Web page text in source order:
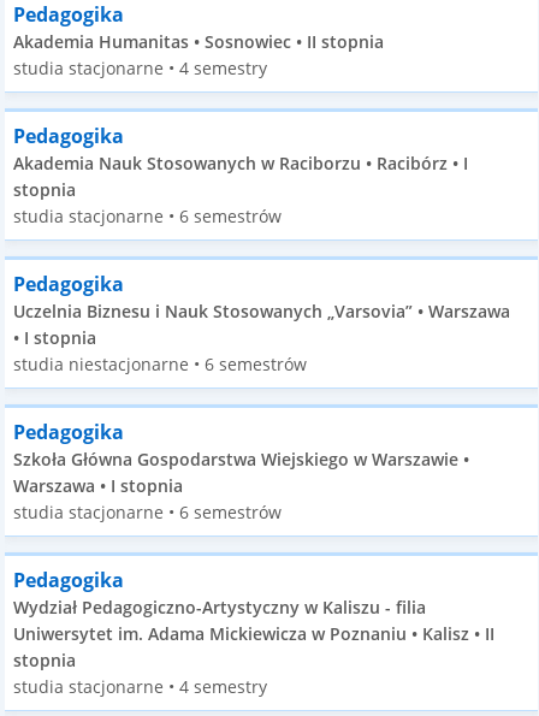
Pedagogika
Akademia Humanitas • Sosnowiec • II stopnia
studia stacjonarne • 4 semestry
Pedagogika
Akademia Nauk Stosowanych w Raciborzu • Racibórz • I
stopnia
studia stacjonarne • 6 semestrów
Pedagogika
Uczelnia Biznesu i Nauk Stosowanych „Varsovia” • Warszawa
• I stopnia
studia niestacjonarne • 6 semestrów
Pedagogika
Szkoła Główna Gospodarstwa Wiejskiego w Warszawie •
Warszawa • I stopnia
studia stacjonarne • 6 semestrów
Pedagogika
Wydział Pedagogiczno-Artystyczny w Kaliszu - filia
Uniwersytet im. Adama Mickiewicza w Poznaniu • Kalisz • II
stopnia
studia stacjonarne • 4 semestry